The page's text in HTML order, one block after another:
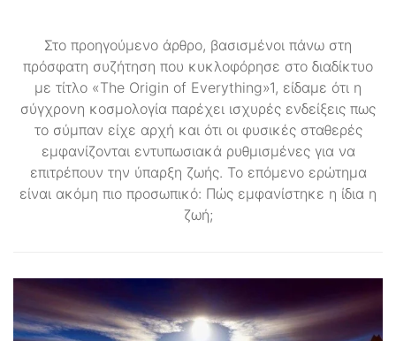
Στο προηγούμενο άρθρο, βασισμένοι πάνω στη
πρόσφατη συζήτηση που κυκλοφόρησε στο διαδίκτυο
με τίτλο «The Origin of Everything»1, είδαμε ότι η
σύγχρονη κοσμολογία παρέχει ισχυρές ενδείξεις πως
το σύμπαν είχε αρχή και ότι οι φυσικές σταθερές
εμφανίζονται εντυπωσιακά ρυθμισμένες για να
επιτρέπουν την ύπαρξη ζωής. Το επόμενο ερώτημα
είναι ακόμη πιο προσωπικό: Πώς εμφανίστηκε η ίδια η
ζωή;